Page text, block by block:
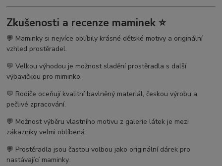
Zkušenosti a recenze maminek ⭐
💬 Maminky si nejvíce oblíbily krásné dětské motivy a originální
vzhled prostěradel.
💬 Velkou výhodou je možnost sladění prostěradla s další
výbavičkou pro miminko.
💬 Rodiče oceňují kvalitní bavlněný materiál, českou výrobu a
pečlivé zpracování.
💬 Možnost výběru vlastního motivu z galerie látek je mezi
zákazníky velmi oblíbená.
💬 Prostěradla jsou častou volbou jako originální dárek pro
nastávající maminky.